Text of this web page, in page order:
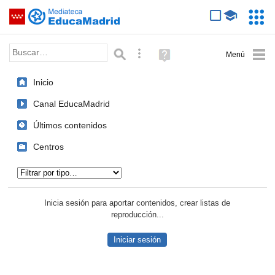
Saltar navegación
Palabra o frase: Búsqueda avanzada
Ayuda
(en
Inicio
Canal EducaMadrid
Últimos contenidos
Centros
Inicia sesión para aportar contenidos, crear listas de
reproducción...
Iniciar sesión